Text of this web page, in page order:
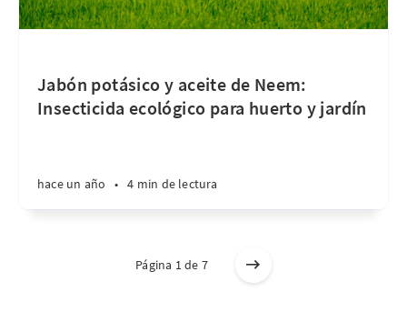
Jabón potásico y aceite de Neem:
Insecticida ecológico para huerto y jardín
hace un año • 4 min de lectura
Página 1 de 7